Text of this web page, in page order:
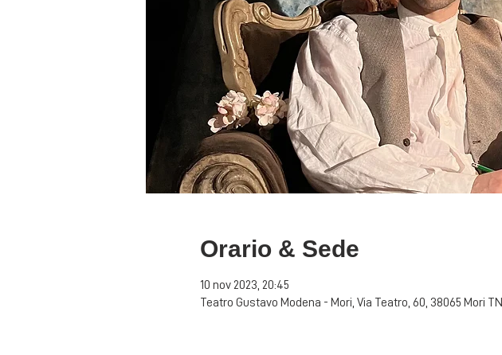
Orario & Sede
10 nov 2023, 20:45
Teatro Gustavo Modena - Mori, Via Teatro, 60, 38065 Mori TN